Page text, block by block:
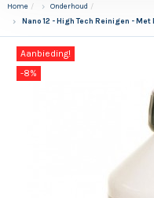
Home
Onderhoud
Nano 12 - High Tech Reinigen -
Aanbieding!
-8%